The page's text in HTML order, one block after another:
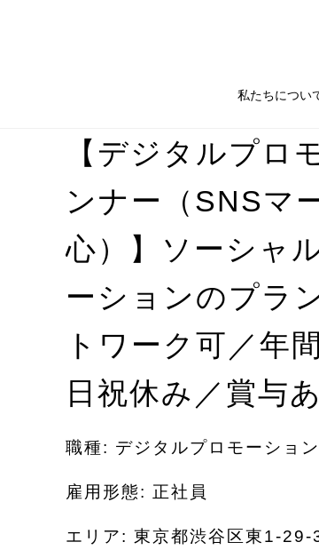
私たちについ
【デジタルプロ
ンナー（SNSマ
心）】ソーシャ
ーションのプラ
トワーク可／年
日祝休み／賞与
職種: デジタルプロモーショ
雇用形態: 正社員
エリア: 東京都渋谷区東1-29-